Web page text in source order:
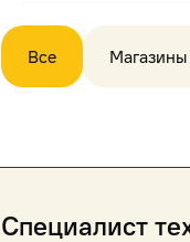
Все Магазины
Специалист